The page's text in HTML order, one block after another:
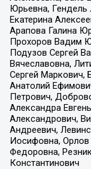
Юрьевна,
Екатерина
Арапова Галина
Прохоров Вадим
Подузов Сергей
Вячеславовна,
Сергей Маркович,
Анатолий
Петрович,
Александра
Александрович,
Андреевич,
Иосифовна,
Федоровна,
Константинович